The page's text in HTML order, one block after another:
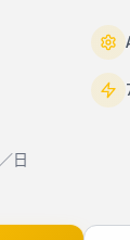
／日